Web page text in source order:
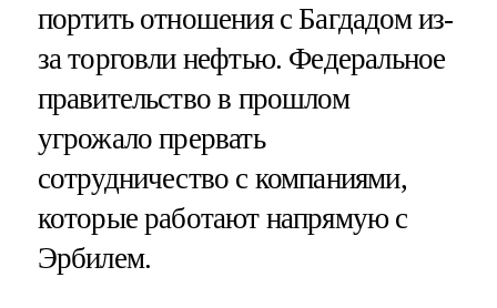
портить отношения с Багдадом из-
за торговли нефтью. Федеральное
правительство в прошлом
угрожало прервать
сотрудничество с компаниями,
которые работают напрямую с
Эрбилем.